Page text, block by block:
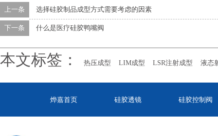
上一条 选择硅胶制品成型方式需要考虑的因素
下一条 什么是医疗硅胶鸭嘴阀
本文标签： 热压成型 LIM成型 LSR注射成型 液态
烨嘉首页 硅胶透镜 硅胶控制阀